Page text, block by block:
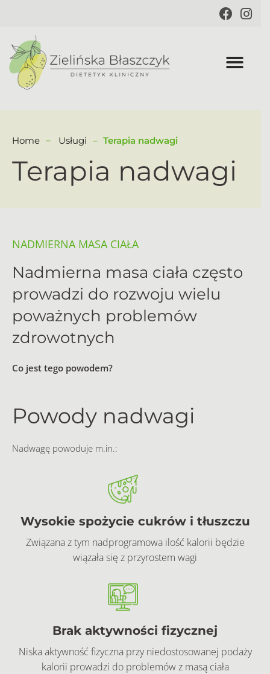
Home Usługi Terapia nadwagi
Terapia nadwagi
NADMIERNA MASA CIAŁA
Nadmierna masa ciała często
prowadzi do rozwoju wielu
poważnych problemów
zdrowotnych
Co jest tego powodem?
Powody nadwagi
Nadwagę powoduje m.in.:
Wysokie spożycie cukrów i tłuszczu
Związana z tym nadprogramowa ilość kalorii będzie
wiązała się z przyrostem wagi
Brak aktywności fizycznej
Niska aktywność fizyczna przy niedostosowanej podaży
kalorii prowadzi do problemów z masą ciała